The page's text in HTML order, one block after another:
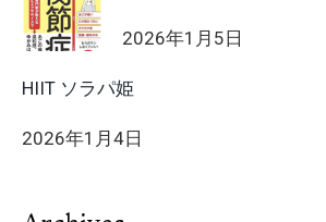
2026年1月5日
HIIT ソラパ姫
2026年1月4日